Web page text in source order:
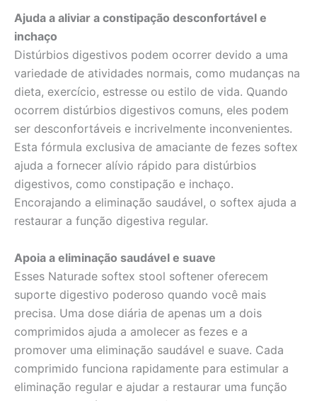
Ajuda a aliviar a constipação desconfortável e
inchaço
Distúrbios digestivos podem ocorrer devido a uma
variedade de atividades normais, como mudanças na
dieta, exercício, estresse ou estilo de vida. Quando
ocorrem distúrbios digestivos comuns, eles podem
ser desconfortáveis e incrivelmente inconvenientes.
Esta fórmula exclusiva de amaciante de fezes softex
ajuda a fornecer alívio rápido para distúrbios
digestivos, como constipação e inchaço.
Encorajando a eliminação saudável, o softex ajuda a
restaurar a função digestiva regular.
Apoia a eliminação saudável e suave
Esses Naturade softex stool softener oferecem
suporte digestivo poderoso quando você mais
precisa. Uma dose diária de apenas um a dois
comprimidos ajuda a amolecer as fezes e a
promover uma eliminação saudável e suave. Cada
comprimido funciona rapidamente para estimular a
eliminação regular e ajudar a restaurar uma função